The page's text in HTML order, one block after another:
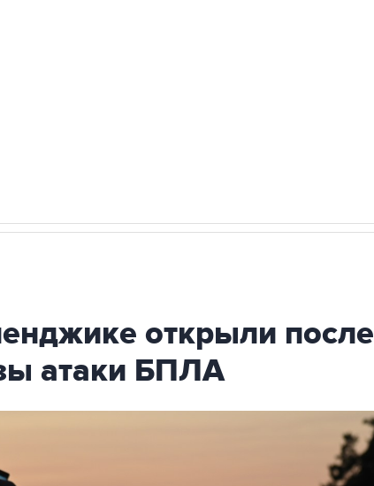
открыли после
атаки БПЛА